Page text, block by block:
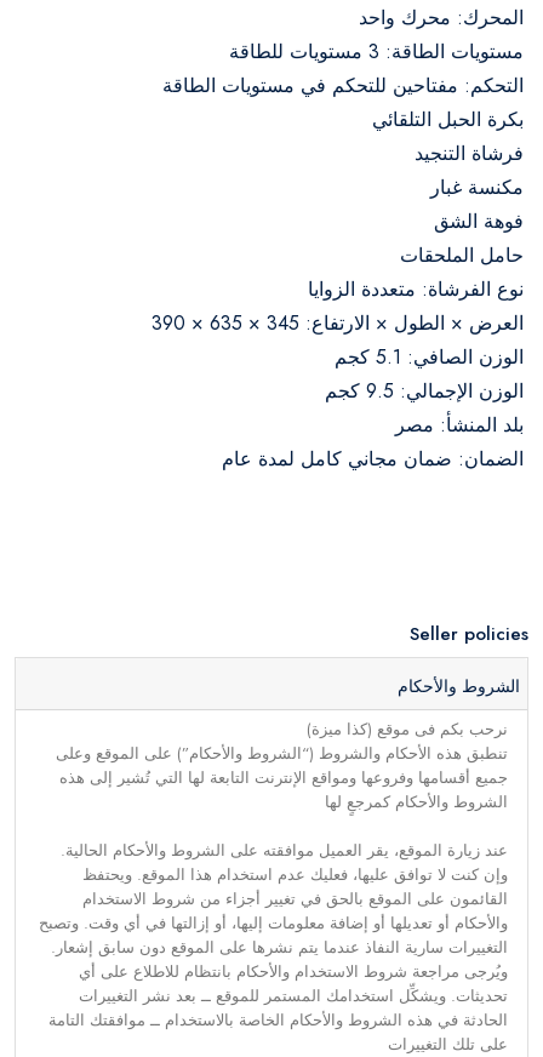
المحرك: محرك واحد
مستويات الطاقة: 3 مستويات للطاقة
التحكم: مفتاحين للتحكم في مستويات الطاقة
بكرة الحبل التلقائي
فرشاة التنجيد
مكنسة غبار
فوهة الشق
حامل الملحقات
نوع الفرشاة: متعددة الزوايا
العرض × الطول × الارتفاع: 345 × 635 × 390
الوزن الصافي: 5.1 كجم
الوزن الإجمالي: 9.5 كجم
بلد المنشأ: مصر
الضمان: ضمان مجاني كامل لمدة عام
Seller policies
الشروط والأحكام
نرحب بكم فى موقع (كذا ميزة)
تنطبق هذه الأحكام والشروط (“الشروط والأحكام”) على الموقع وعلى
جميع أقسامها وفروعها ومواقع الإنترنت التابعة لها التي تُشير إلى هذه
الشروط والأحكام كمرجعٍ لها
عند زيارة الموقع، يقر العميل موافقته على الشروط والأحكام الحالية.
وإن كنت لا توافق عليها، فعليك عدم استخدام هذا الموقع. ويحتفظ
القائمون على الموقع بالحق في تغيير أجزاء من شروط الاستخدام
والأحكام أو تعديلها أو إضافة معلومات إليها، أو إزالتها في أي وقت. وتصبح
التغييرات سارية النفاذ عندما يتم نشرها على الموقع دون سابق إشعار.
ويُرجى مراجعة شروط الاستخدام والأحكام بانتظام للاطلاع على أي
تحديثات. ويشكِّل استخدامك المستمر للموقع ــ بعد نشر التغييرات
الحادثة في هذه الشروط والأحكام الخاصة بالاستخدام ــ موافقتك التامة
على تلك التغييرات